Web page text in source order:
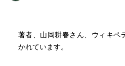
著者、山岡耕春さん、ウィキペ
かれています。